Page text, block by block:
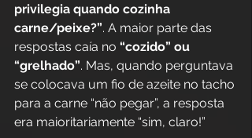
privilegia quando cozinha
carne/peixe?”. A maior parte das
respostas caía no “cozido” ou
“grelhado”. Mas, quando perguntava
se colocava um fio de azeite no tacho
para a carne “não pegar”, a resposta
era maioritariamente “sim, claro!”